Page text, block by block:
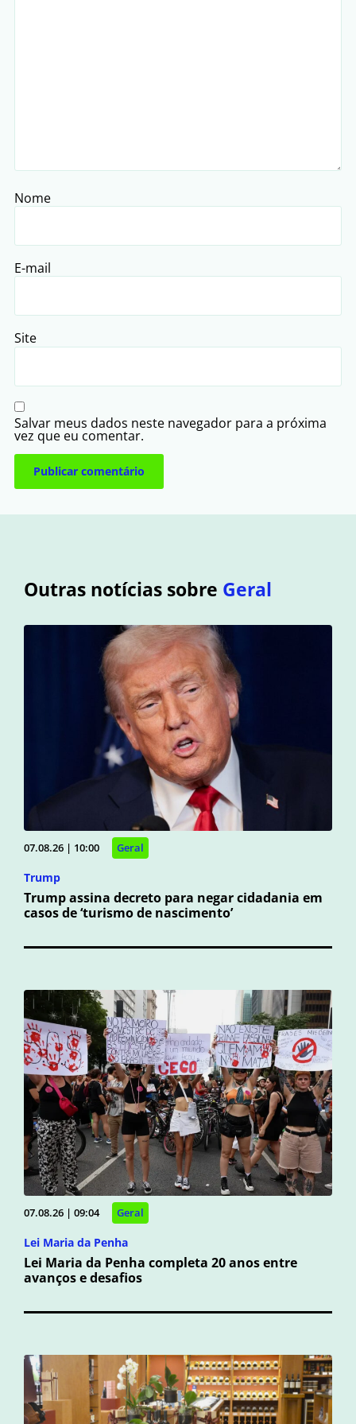
Nome
E-mail
Site
Salvar meus dados neste navegador para a próxima
vez que eu comentar.
Outras notícias sobre Geral
07.08.26 | 10:00 Geral
Trump
Trump assina decreto para negar cidadania em
casos de ‘turismo de nascimento’
07.08.26 | 09:04 Geral
Lei Maria da Penha
Lei Maria da Penha completa 20 anos entre
avanços e desafios